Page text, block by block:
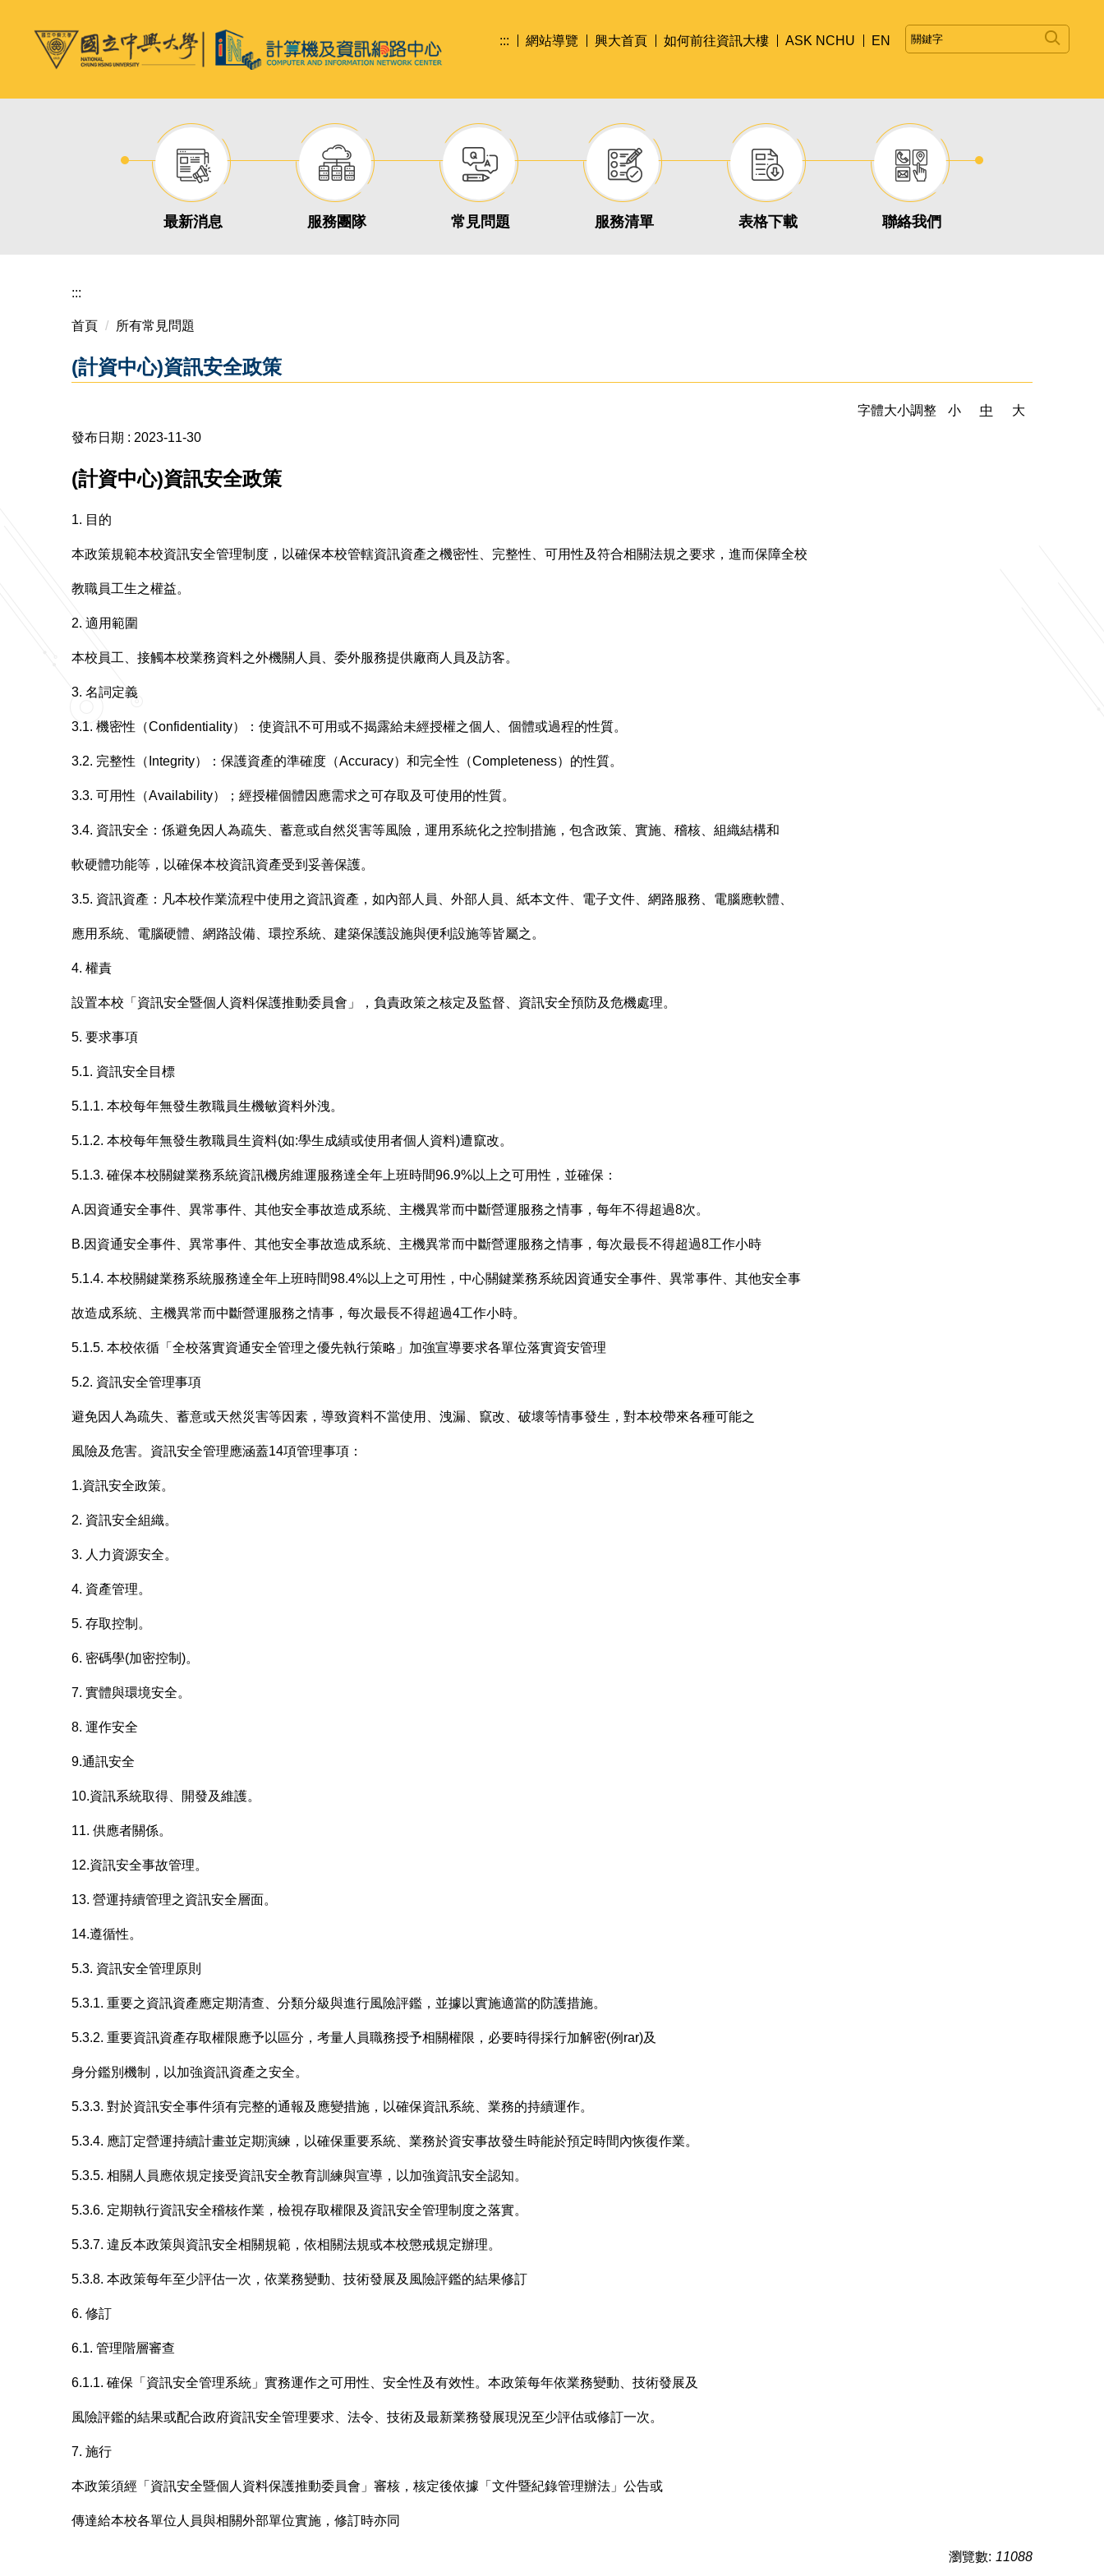
::: 網站導覽 興大首頁 如何前往資訊大樓 ASK NCHU EN
最新消息 服務團隊 常見問題 服務清單 表格下載 聯絡我們
:::
首頁 所有常見問題
(計資中心)資訊安全政策
字體大小調整 小 中
大
發布日期 : 2023-11-30
(計資中心)資訊安全政策
1. 目的
本政策規範本校資訊安全管理制度，以確保本校管轄資訊資產之機密性、完整性、可用性及符合相關法規之要求，進而保障全校
教職員工生之權益。
2. 適用範圍
本校員工、接觸本校業務資料之外機關人員、委外服務提供廠商人員及訪客。
3. 名詞定義
3.1. 機密性（Confidentiality）：使資訊不可用或不揭露給未經授權之個人、個體或過程的性質。
3.2. 完整性（Integrity）：保護資產的準確度（Accuracy）和完全性（Completeness）的性質。
3.3. 可用性（Availability）；經授權個體因應需求之可存取及可使用的性質。
3.4. 資訊安全：係避免因人為疏失、蓄意或自然災害等風險，運用系統化之控制措施，包含政策、實施、稽核、組織結構和
軟硬體功能等，以確保本校資訊資產受到妥善保護。
3.5. 資訊資產：凡本校作業流程中使用之資訊資產，如內部人員、外部人員、紙本文件、電子文件、網路服務、電腦應軟體、
應用系統、電腦硬體、網路設備、環控系統、建築保護設施與便利設施等皆屬之。
4. 權責
設置本校「資訊安全暨個人資料保護推動委員會」，負責政策之核定及監督、資訊安全預防及危機處理。
5. 要求事項
5.1. 資訊安全目標
5.1.1. 本校每年無發生教職員生機敏資料外洩。
5.1.2. 本校每年無發生教職員生資料(如:學生成績或使用者個人資料)遭竄改。
5.1.3. 確保本校關鍵業務系統資訊機房維運服務達全年上班時間96.9%以上之可用性，並確保：
A.因資通安全事件、異常事件、其他安全事故造成系統、主機異常而中斷營運服務之情事，每年不得超過8次。
B.因資通安全事件、異常事件、其他安全事故造成系統、主機異常而中斷營運服務之情事，每次最長不得超過8工作小時
5.1.4. 本校關鍵業務系統服務達全年上班時間98.4%以上之可用性，中心關鍵業務系統因資通安全事件、異常事件、其他安全事
故造成系統、主機異常而中斷營運服務之情事，每次最長不得超過4工作小時。
5.1.5. 本校依循「全校落實資通安全管理之優先執行策略」加強宣導要求各單位落實資安管理
5.2. 資訊安全管理事項
避免因人為疏失、蓄意或天然災害等因素，導致資料不當使用、洩漏、竄改、破壞等情事發生，對本校帶來各種可能之
風險及危害。資訊安全管理應涵蓋14項管理事項：
1.資訊安全政策。
2. 資訊安全組織。
3. 人力資源安全。
4. 資產管理。
5. 存取控制。
6. 密碼學(加密控制)。
7. 實體與環境安全。
8. 運作安全
9.通訊安全
10.資訊系統取得、開發及維護。
11. 供應者關係。
12.資訊安全事故管理。
13. 營運持續管理之資訊安全層面。
14.遵循性。
5.3. 資訊安全管理原則
5.3.1. 重要之資訊資產應定期清查、分類分級與進行風險評鑑，並據以實施適當的防護措施。
5.3.2. 重要資訊資產存取權限應予以區分，考量人員職務授予相關權限，必要時得採行加解密(例rar)及
身分鑑別機制，以加強資訊資產之安全。
5.3.3. 對於資訊安全事件須有完整的通報及應變措施，以確保資訊系統、業務的持續運作。
5.3.4. 應訂定營運持續計畫並定期演練，以確保重要系統、業務於資安事故發生時能於預定時間內恢復作業。
5.3.5. 相關人員應依規定接受資訊安全教育訓練與宣導，以加強資訊安全認知。
5.3.6. 定期執行資訊安全稽核作業，檢視存取權限及資訊安全管理制度之落實。
5.3.7. 違反本政策與資訊安全相關規範，依相關法規或本校懲戒規定辦理。
5.3.8. 本政策每年至少評估一次，依業務變動、技術發展及風險評鑑的結果修訂
6. 修訂
6.1. 管理階層審查
6.1.1. 確保「資訊安全管理系統」實務運作之可用性、安全性及有效性。本政策每年依業務變動、技術發展及
風險評鑑的結果或配合政府資訊安全管理要求、法令、技術及最新業務發展現況至少評估或修訂一次。
7. 施行
本政策須經「資訊安全暨個人資料保護推動委員會」審核，核定後依據「文件暨紀錄管理辦法」公告或
傳達給本校各單位人員與相關外部單位實施，修訂時亦同
瀏覽數: 11088